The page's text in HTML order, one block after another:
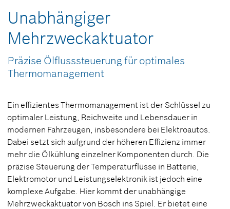
Unabhängiger
Mehrzweckaktuator
Präzise Ölflusssteuerung für optimales
Thermomanagement
Ein effizientes Thermomanagement ist der Schlüssel zu
optimaler Leistung, Reichweite und Lebensdauer in
modernen Fahrzeugen, insbesondere bei Elektroautos.
Dabei setzt sich aufgrund der höheren Effizienz immer
mehr die Ölkühlung einzelner Komponenten durch. Die
präzise Steuerung der Temperaturflüsse in Batterie,
Elektromotor und Leistungselektronik ist jedoch eine
komplexe Aufgabe. Hier kommt der unabhängige
Mehrzweckaktuator von Bosch ins Spiel. Er bietet eine